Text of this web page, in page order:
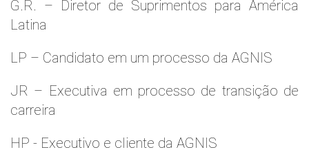
G.R. – Diretor de Suprimentos para América
Latina
LP – Candidato em um processo da AGNIS
JR – Executiva em processo de transição de
carreira
HP - Executivo e cliente da AGNIS